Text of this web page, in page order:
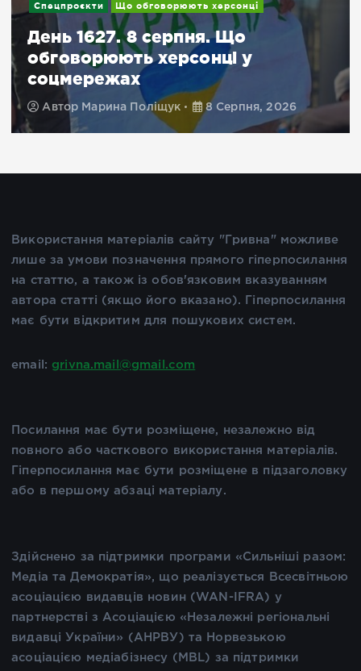
Спецпроєкти Що обговорюють херсонці
День 1627. 8 серпня. Що
обговорюють херсонці у
соцмережах
Автор Марина Поліщук 8 Серпня, 2026
Використання матеріалів сайту "Гривна" можливе
лише за умови позначення прямого гіперпосилання
на статтю, а також із обов'язковим вказуванням
автора статті (якщо його вказано). Гіперпосилання
має бути відкритим для пошукових систем.
email: grivna.mail@gmail.com
Посилання має бути розміщене, незалежно від
повного або часткового використання матеріалів.
Гіперпосилання має бути розміщене в підзаголовку
або в першому абзаці матеріалу.
Здійснено за підтримки програми «Сильніші разом:
Медіа та Демократія», що реалізується Всесвітньою
асоціацією видавців новин (WAN-IFRA) у
партнерстві з Асоціацією «Незалежні регіональні
видавці України» (АНРВУ) та Норвезькою
асоціацією медіабізнесу (MBL) за підтримки